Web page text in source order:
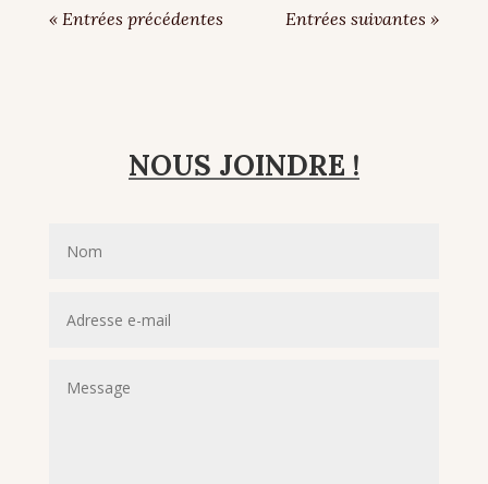
« Entrées précédentes Entrées suivantes »
NOUS JOINDRE !